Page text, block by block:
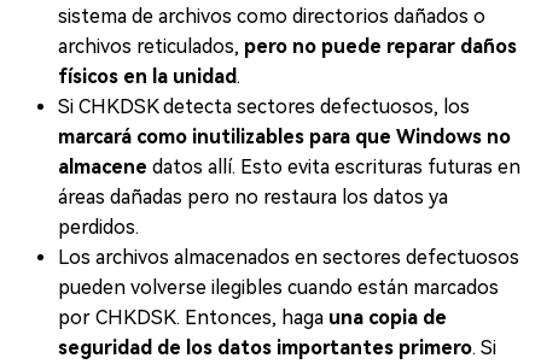
sistema de archivos como directorios dañados o
archivos reticulados, pero no puede reparar daños
físicos en la unidad .
Si CHKDSK detecta sectores defectuosos, los
marcará como inutilizables para que Windows no
almacene datos allí. Esto evita escrituras futuras en
áreas dañadas pero no restaura los datos ya
perdidos.
Los archivos almacenados en sectores defectuosos
pueden volverse ilegibles cuando están marcados
por CHKDSK. Entonces, haga una copia de
seguridad de los datos importantes primero. Si